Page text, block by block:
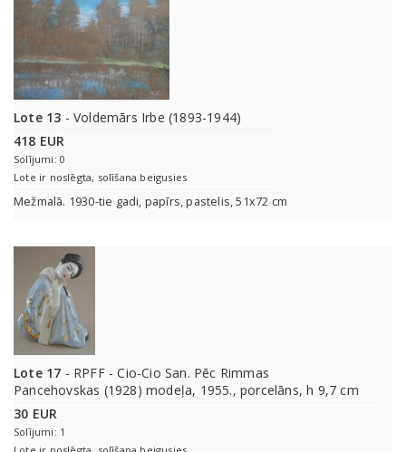
Lote 13 - Voldemārs Irbe (1893-1944)
418 EUR
Solījumi: 0
Lote ir noslēgta, solīšana beigusies
Mežmalā. 1930-tie gadi, papīrs, pastelis, 51x72 cm
Lote 17 - RPFF - Сio-Cio San. Pēc Rimmas
Pancehovskas (1928) modeļa, 1955., porcelāns, h 9,7 cm
30 EUR
Solījumi: 1